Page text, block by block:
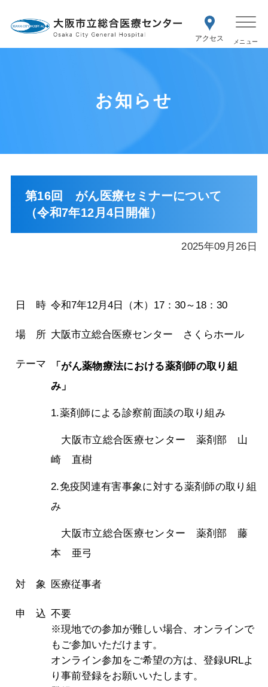
セス
お知らせ
第16回 がん医療セミナーについて
（令和7年12月4日開催）
2025年09月26日
日 時 令和7年12月4日（木）17：30～18：30
場 所 大阪市立総合医療センター さくらホール
テーマ 「がん薬物療法における薬剤師の取り組
み 」
1.薬剤師による診察前面談の取り組み
大阪市立総合医療センター 薬剤部 山
崎 直樹
2.免疫関連有害事象に対する薬剤師の取り組
み
大阪市立総合医療センター 薬剤部 藤
本 亜弓
対 象 医療従事者
申 込 不要
※現地での参加が難しい場合、オンラインで
もご参加いただけます。
オンライン参加をご希望の方は、登録URLよ
り事前登録をお願いいたします。
紹介状をお持ちの方はこちら
再診の予約変更はこちら